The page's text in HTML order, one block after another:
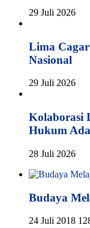
29 Juli 2026
Lima
Nasional
29 Juli 2026
Kolaborasi
Hukum
28 Juli 2026
Budaya
24 Juli 2018